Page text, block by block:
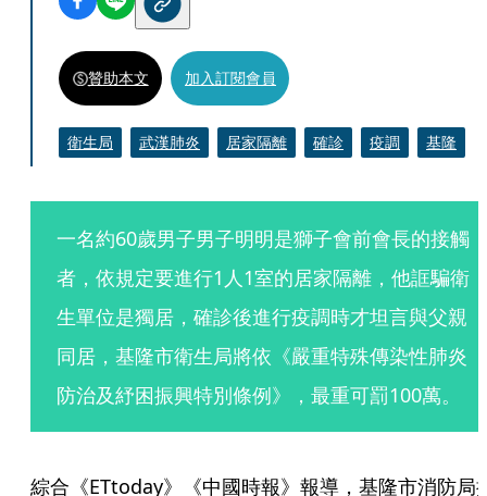
贊助本文 加入訂閱會員
衛生局 武漢肺炎 居家隔離 確診 疫調 基隆
一名約60歲男子男子明明是獅子會前會長的接觸
者，依規定要進行1人1室的居家隔離，他誆騙衛
生單位是獨居，確診後進行疫調時才坦言與父親
同居，基隆市衛生局將依《嚴重特殊傳染性肺炎
防治及紓困振興特別條例》，最重可罰100萬。
綜合《ETtoday》《中國時報》報導，基隆市消防局